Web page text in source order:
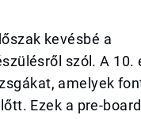
kevésbé a
szól. A 10.
amelyek
Ezek a pre-